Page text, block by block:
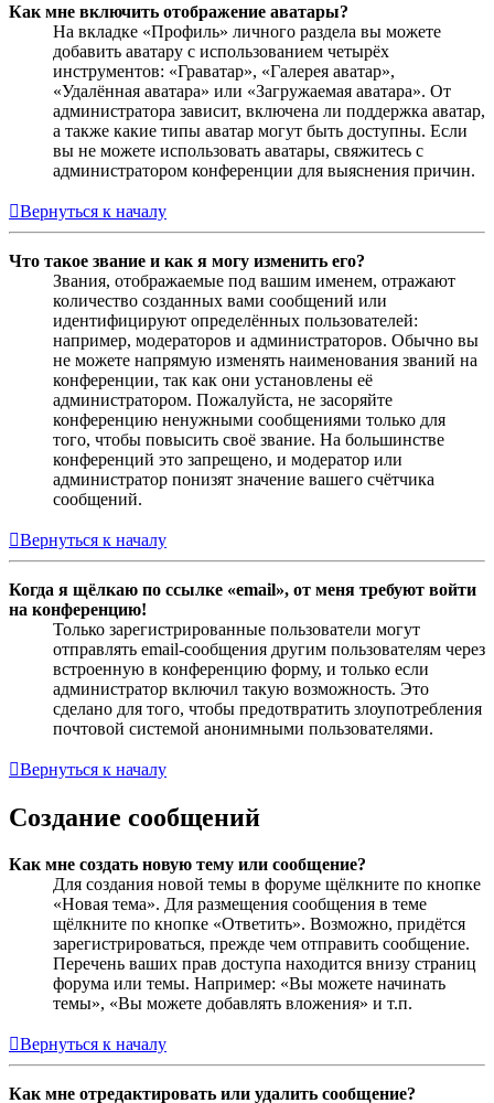
Как мне включить отображение аватары?
На вкладке «Профиль» личного раздела вы можете
добавить аватару с использованием четырёх
инструментов: «Граватар», «Галерея аватар»,
«Удалённая аватара» или «Загружаемая аватара». От
администратора зависит, включена ли поддержка аватар,
а также какие типы аватар могут быть доступны. Если
вы не можете использовать аватары, свяжитесь с
администратором конференции для выяснения причин.
Вернуться к началу
Что такое звание и как я могу изменить его?
Звания, отображаемые под вашим именем, отражают
количество созданных вами сообщений или
идентифицируют определённых пользователей:
например, модераторов и администраторов. Обычно вы
не можете напрямую изменять наименования званий на
конференции, так как они установлены её
администратором. Пожалуйста, не засоряйте
конференцию ненужными сообщениями только для
того, чтобы повысить своё звание. На большинстве
конференций это запрещено, и модератор или
администратор понизят значение вашего счётчика
сообщений.
Вернуться к началу
Когда я щёлкаю по ссылке «email», от меня требуют войти
на конференцию!
Только зарегистрированные пользователи могут
отправлять email-сообщения другим пользователям через
встроенную в конференцию форму, и только если
администратор включил такую возможность. Это
сделано для того, чтобы предотвратить злоупотребления
почтовой системой анонимными пользователями.
Вернуться к началу
Создание сообщений
Как мне создать новую тему или сообщение?
Для создания новой темы в форуме щёлкните по кнопке
«Новая тема». Для размещения сообщения в теме
щёлкните по кнопке «Ответить». Возможно, придётся
зарегистрироваться, прежде чем отправить сообщение.
Перечень ваших прав доступа находится внизу страниц
форума или темы. Например: «Вы можете начинать
темы», «Вы можете добавлять вложения» и т.п.
Вернуться к началу
Как мне отредактировать или удалить сообщение?